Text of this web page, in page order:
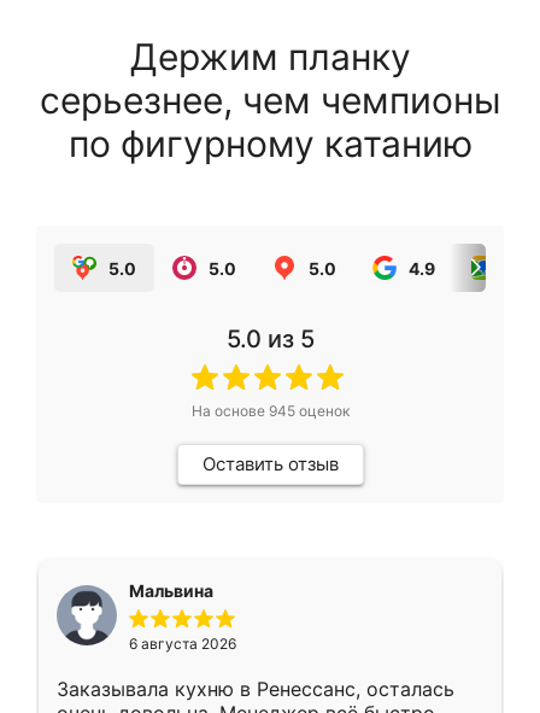
Держим планку
серьезнее, чем чемпионы
по фигурному катанию
5.0 5.0 5.0 4.9
5.0 из 5
На основе 945оценок
Оставить отзыв
Мальвина
6 августа 2026
Заказывала кухню в Ренессанс, осталась